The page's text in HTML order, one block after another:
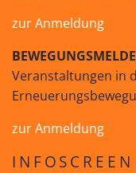
zur Anmeldung
Veranstaltungen in
zur Anmeldung
INFOSCREEN